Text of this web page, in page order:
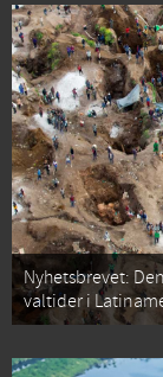
Nyhetsbrevet:
valtider i